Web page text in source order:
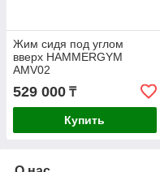
Жим сидя под углом
вверх HAMMERGYM
AMV02
529 000 ₸
Купить